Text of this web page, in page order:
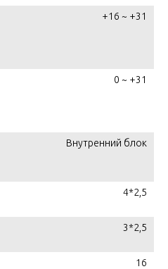
+16 ~ +31
0 ~ +31
Внутренний блок
4*2,5
3*2,5
16